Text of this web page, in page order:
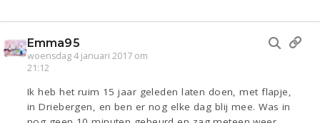
Emma95
woensdag 4 januari 2017 om
21:12
Ik heb het ruim 15 jaar geleden laten doen, met flapje,
in Driebergen, en ben er nog elke dag blij mee. Was in